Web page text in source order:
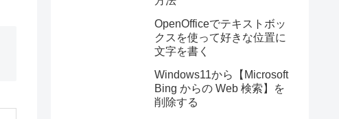
OpenOfficeでテキストボッ
クスを使って好きな位置に
文字を書く
Windows11から【Microsoft
Bing からの Web 検索】を
削除する